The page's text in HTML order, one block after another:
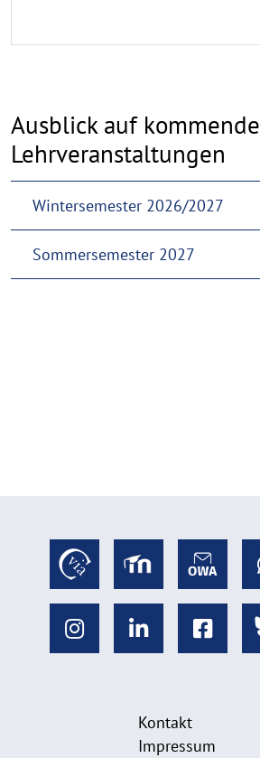
Ausblick auf kommende
Lehrveranstaltungen
Wintersemester 2026/2027
Sommersemester 2027
Kontakt
Impressum